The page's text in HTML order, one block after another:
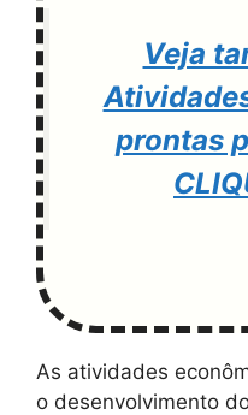
Veja
prontas
As atividades
o desenvolvimento